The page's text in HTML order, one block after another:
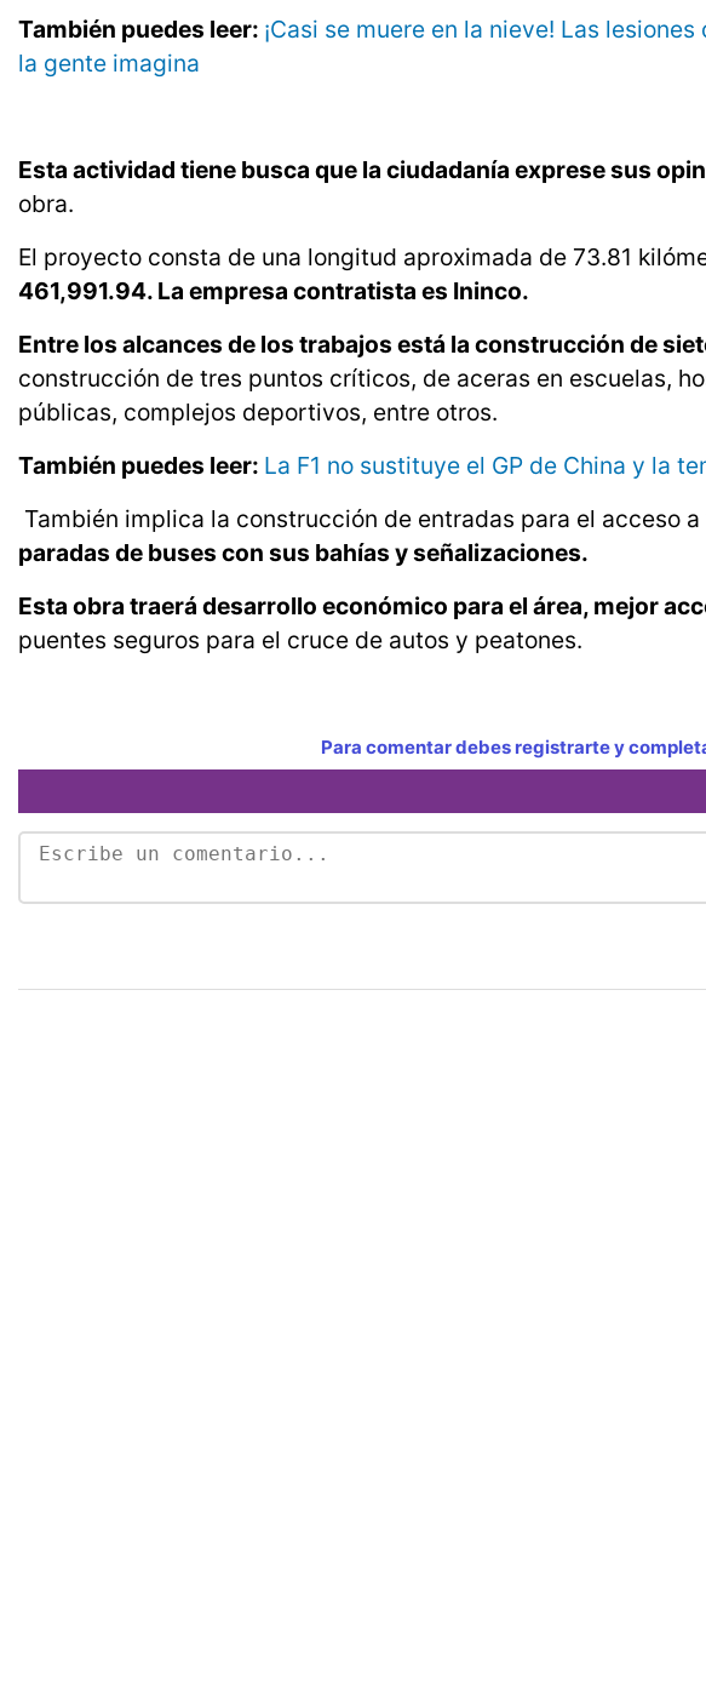
También puedes leer: ¡Casi se muere en la nieve! Las
la gente imagina
Esta actividad tiene busca que la ciudadanía exprese sus
obra.
El proyecto consta de una longitud aproximada de 73.81
461,991.94. La empresa contratista es Ininco.
Entre los alcances de los trabajos está la construcción de
construcción de tres puntos críticos, de aceras en escuelas,
públicas, complejos deportivos, entre otros.
También puedes leer: La F1 no sustituye el GP de China y la
También implica la construcción de entradas para el acceso
paradas de buses con sus bahías y señalizaciones.
Esta obra traerá desarrollo económico para el área, mejor
puentes seguros para el cruce de autos y peatones.
Para comentar debes registrarte y